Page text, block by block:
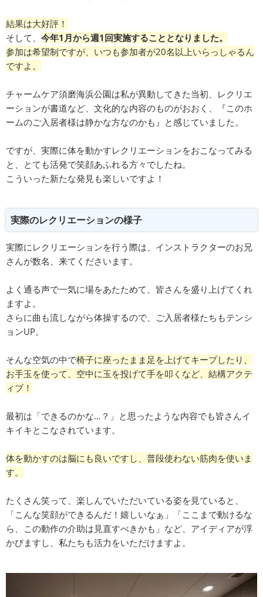
結果は大好評！
そして、 今年1月から週1回実施することとなりました。
参加は希望制ですが、いつも参加者が20名以上いらっしゃるん
ですよ。
チャームケア須磨海浜公園は私が異動してきた当初、レクリエ
ーションが書道など、文化的な内容のものがおおく、『このホ
ームのご入居者様は静かな方なのかも』と感じていました。
ですが、実際に体を動かすレクリエーションをおこなってみる
と、とても活発で笑顔あふれる方々でしたね。
こういった新たな発見も楽しいですよ！
実際のレクリエーションの様子
実際にレクリエーションを行う際は、インストラクターのお兄
さんが数名、来てくださいます。
よく通る声で一気に場をあたためて、皆さんを盛り上げてくれ
ますよ。
さらに曲も流しながら体操するので、ご入居者様たちもテンシ
ョンUP。
そんな空気の中で椅子に座ったまま足を上げてキープしたり、
お手玉を使って、空中に玉を投げて手を叩くなど、結構アクテ
ィブ！
最初は「できるのかな…？」と思ったような内容でも皆さんイ
キイキとこなされています。
体を動かすのは脳にも良いですし、普段使わない筋肉を使いま
す。
たくさん笑って、楽しんでいただいている姿を見ていると、
「こんな笑顔ができるんだ！嬉しいなぁ」「ここまで動けるな
ら、この動作の介助は見直すべきかも」など、アイディアが浮
かびますし、私たちも活力をいただけますよ。